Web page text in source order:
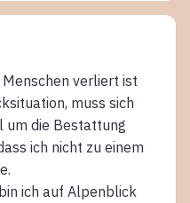
verliert ist
muss sich
um die Bestattung
ich nicht zu einem
ich auf Alpenblick